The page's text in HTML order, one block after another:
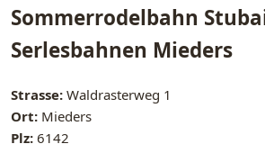
Sommerrodelbahn
Serlesbahnen Mieders
Strasse: Waldrasterweg 1
Ort: Mieders
Plz: 6142